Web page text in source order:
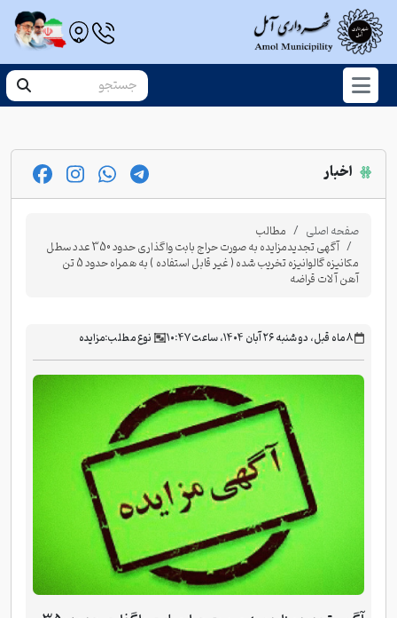
اخبار
صفحه اصلی مطالب
آگهی تجدیدمزایده به صورت حراج بابت واگذاری حدود 350 عدد سطل
مکانیزه گالوانیزه تخریب شده ( غیر قابل استفاده ) به همراه حدود 5 تن
آهن آلات قراضه
‫۸ ماه قبل، دو شنبه ۲۶ آبان ۱۴۰۴، ساعت ۱۰:۴۷ نوع مطلب:مزایده